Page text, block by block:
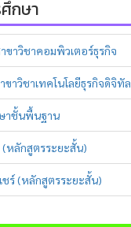
กษา
ขาวิชาคอมพิวเตอร์ธุรกิจ
าวิชาเทคโนโลยีธุรกิจดิจิทัล
าชั้นพื้นฐาน
(หลักสูตรระยะสั้น)
ร์ (หลักสูตรระยะสั้น)